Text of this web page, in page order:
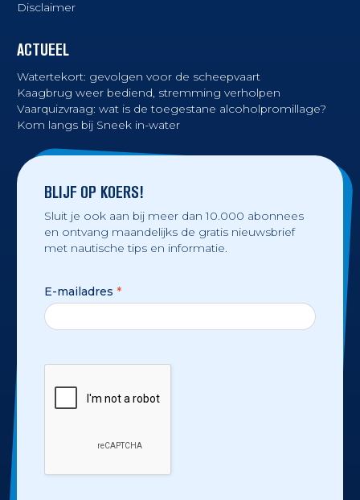
Disclaimer
ACTUEEL
Watertekort: gevolgen voor de scheepvaart
Kaagbrug weer bediend, stremming verholpen
Vaarquizvraag: wat is de toegestane alcoholpromillage?
Kom langs bij Sneek in-water
BLIJF OP KOERS!
Sluit je ook aan bij meer dan 10.000 abonnees
en ontvang maandelijks de gratis nieuwsbrief
met nautische tips en informatie.
E-mailadres *